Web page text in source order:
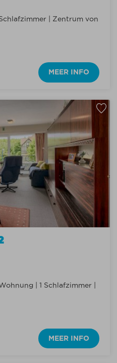
| Zentrum von
MEER INFO
| 1 Schlafzimmer |
MEER INFO